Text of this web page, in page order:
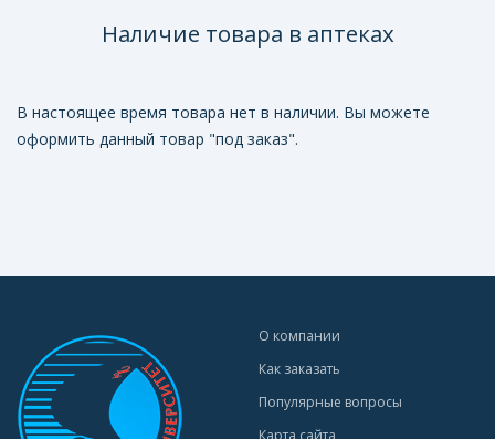
Наличие товара в аптеках
В настоящее время товара нет в наличии. Вы можете
оформить данный товар "под заказ".
О компании
Как заказать
Популярные вопросы
Карта сайта